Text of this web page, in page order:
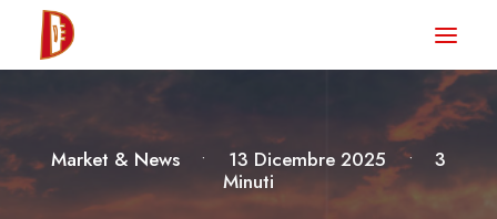
HOME
NEWS
DEGUSTA TV
Market & News • 13 Dicembre 2025 •
3
Minuti